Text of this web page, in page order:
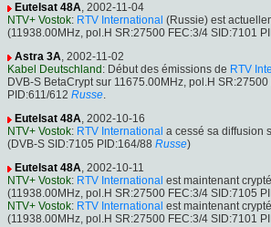
Eutelsat 48A, 2002-11-04
NTV+ Vostok: RTV International (Russie) est
(11938.00MHz, pol.H SR:27500 FEC:3/4 SID:7101
Astra 3A, 2002-11-02
Kabel Deutschland : Début des émissions de RTV
DVB-S BetaCrypt sur 11675.00MHz, pol.H
PID:611/612 Russe.
Eutelsat 48A, 2002-10-16
NTV+ Vostok: RTV International a cessé sa diffusion
(DVB-S SID:7105 PID:164/88 Russe)
Eutelsat 48A, 2002-10-11
NTV+ Vostok: RTV International est maintenant
(11938.00MHz, pol.H SR:27500 FEC:3/4 SID:7105
NTV+ Vostok: RTV International est maintenant
(11938.00MHz, pol.H SR:27500 FEC:3/4 SID:7101